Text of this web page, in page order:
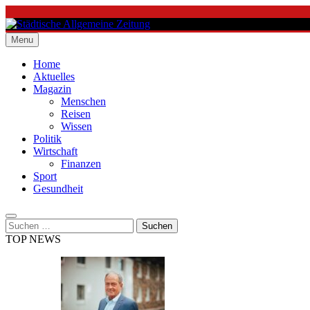
to
content
Städtische Allgemeine Zeitung
Menu
Home
Aktuelles
Magazin
Menschen
Reisen
Wissen
Politik
Wirtschaft
Finanzen
Sport
Gesundheit
Suchen
nach:
TOP NEWS